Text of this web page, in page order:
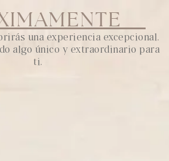
una experiencia excepcional.
algo único y extraordinario para
ti.